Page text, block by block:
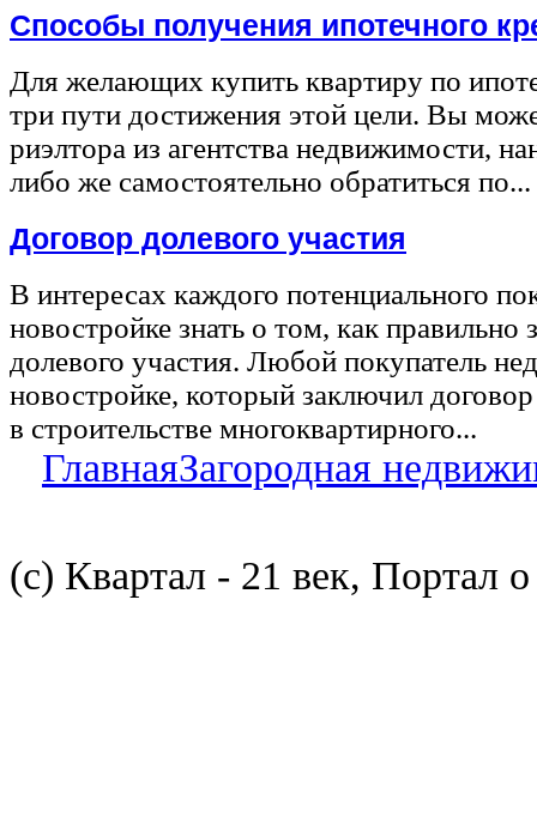
Способы получения ипотечного
Для желающих купить квартиру по
три пути достижения этой цели. Вы
риэлтора из агентства недвижимости,
либо же самостоятельно обратиться по...
Договор долевого участия
В интересах каждого потенциального
новостройке знать о том, как правильно
долевого участия. Любой покупатель
новостройке, который заключил
в строительстве многоквартирного...
ГлавнаяЗагородная
(с) Квартал - 21 век, Портал